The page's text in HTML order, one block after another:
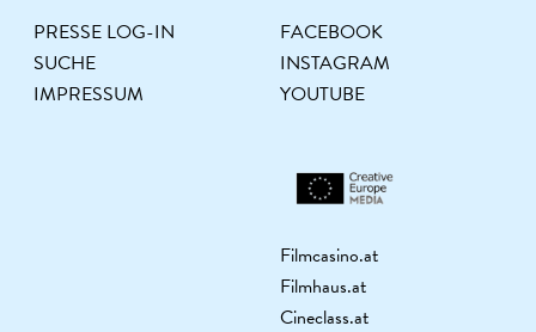
PRESSE LOG-IN
SUCHE
IMPRESSUM
FACEBOOK
INSTAGRAM
YOUTUBE
Filmcasino.at
Filmhaus.at
Cineclass.at